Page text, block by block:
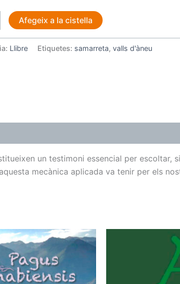
Afegeix a la cistella
Llibre Etiquetes: samarreta, valls d'àneu
un testimoni essencial per escoltar,
mecànica aplicada va tenir per els